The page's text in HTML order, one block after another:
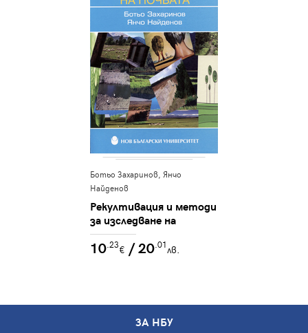
Ботьо Захаринов, Янчо
Найденов
Рекултивация и методи
за изследване на
почвата
10 .23€ / 20 .01лв.
ЗА НБУ